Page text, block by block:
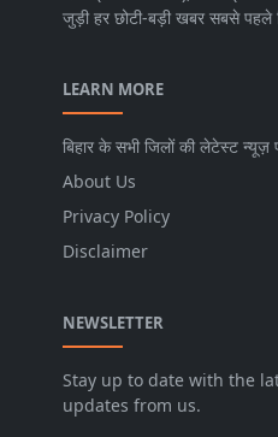
जुड़ी हर छोटी-बड़ी खबर सबसे पहले
LEARN MORE
बिहार के सभी जिलों की लेटेस्ट न्यूज़
About Us
Privacy Policy
Disclaimer
NEWSLETTER
Stay up to date with the
updates from us.